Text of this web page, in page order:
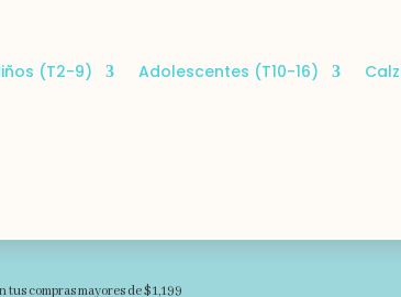
(T2-9) Adolescentes (T10-16)
tus compras mayores de $1,199